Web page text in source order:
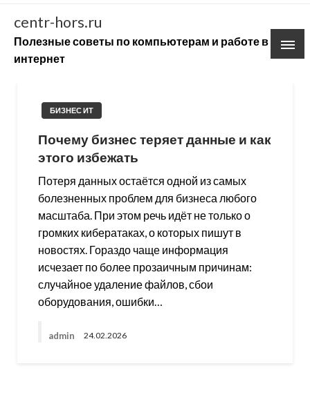
Skip
content
centr-hors.ru
Полезные советы по компьютерам и работе в
интернет
БИЗНЕС ИТ
Почему бизнес теряет данные и как
этого избежать
Потеря данных остаётся одной из самых
болезненных проблем для бизнеса любого
масштаба. При этом речь идёт не только о
громких кибератаках, о которых пишут в
новостях. Гораздо чаще информация
исчезает по более прозаичным причинам:
случайное удаление файлов, сбои
оборудования, ошибки…
admin 24.02.2026